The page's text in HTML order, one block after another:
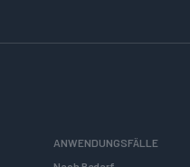
ANWENDUNGSFÄLLE